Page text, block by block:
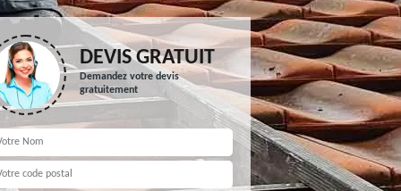
DEVIS GRATUIT
Demandez votre devis
gratuitement